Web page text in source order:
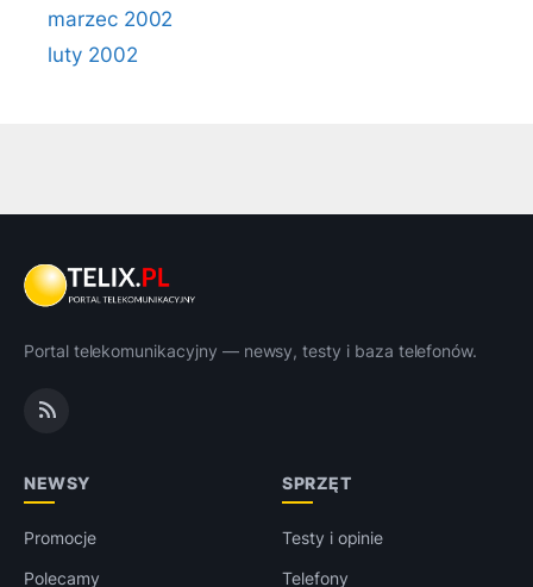
marzec 2002
luty 2002
Portal telekomunikacyjny — newsy, testy i baza telefonów.
NEWSY
Promocje
Polecamy
SPRZĘT
Testy i opinie
Telefony